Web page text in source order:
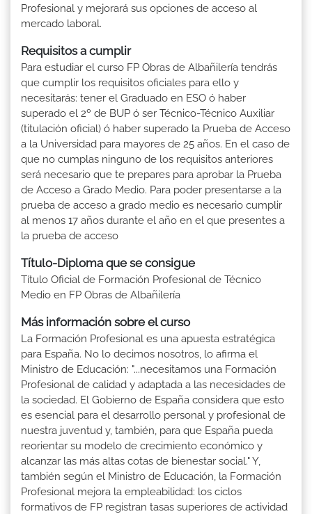
Profesional y mejorará sus opciones de acceso al
mercado laboral.
Requisitos a cumplir
Para estudiar el curso FP Obras de Albañilería tendrás
que cumplir los requisitos oficiales para ello y
necesitarás: tener el Graduado en ESO ó haber
superado el 2º de BUP ó ser Técnico-Técnico Auxiliar
(titulación oficial) ó haber superado la Prueba de Acceso
a la Universidad para mayores de 25 años. En el caso de
que no cumplas ninguno de los requisitos anteriores
será necesario que te prepares para aprobar la Prueba
de Acceso a Grado Medio. Para poder presentarse a la
prueba de acceso a grado medio es necesario cumplir
al menos 17 años durante el año en el que presentes a
la prueba de acceso
Título-Diploma que se consigue
Título Oficial de Formación Profesional de Técnico
Medio en FP Obras de Albañilería
Más información sobre el curso
La Formación Profesional es una apuesta estratégica
para España. No lo decimos nosotros, lo afirma el
Ministro de Educación: "...necesitamos una Formación
Profesional de calidad y adaptada a las necesidades de
la sociedad. El Gobierno de España considera que esto
es esencial para el desarrollo personal y profesional de
nuestra juventud y, también, para que España pueda
reorientar su modelo de crecimiento económico y
alcanzar las más altas cotas de bienestar social." Y,
también según el Ministro de Educación, la Formación
Profesional mejora la empleabilidad: los ciclos
formativos de FP registran tasas superiores de actividad